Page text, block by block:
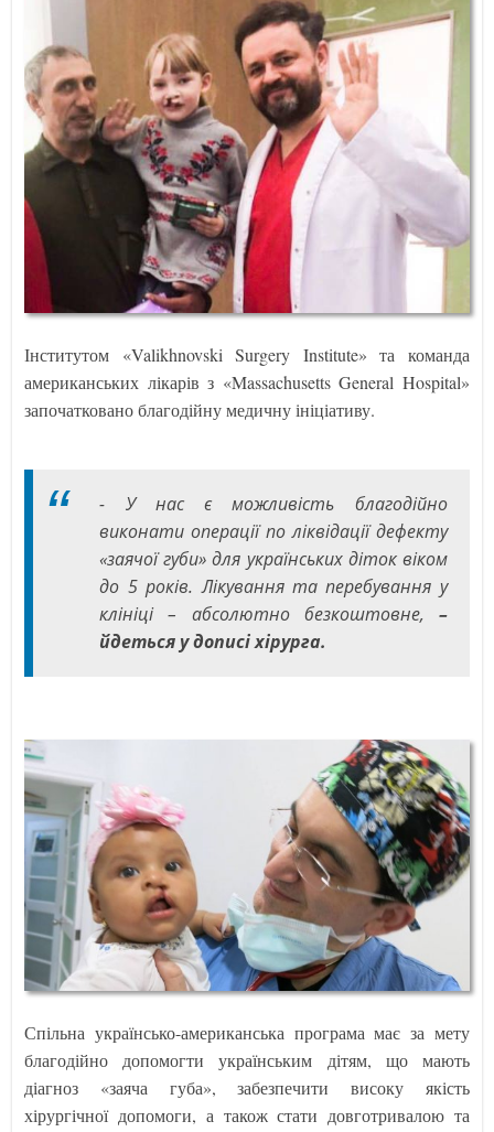
Інститутом «Valikhnovski Surgery Institute» та команда
американських лікарів з «Massachusetts General Hospital»
започатковано благодійну медичну ініціативу.
- У нас є можливість благодійно
виконати операції по ліквідації дефекту
«заячої губи» для українських діток віком
до 5️ років. Лікування та перебування у
клініці – абсолютно безкоштовне, –
йдеться у дописі хірурга.
Спільна українсько-американська програма має за мету
благодійно допомогти українським дітям, що мають
діагноз «заяча губа», забезпечити високу якість
хірургічної допомоги, а також стати довготривалою та